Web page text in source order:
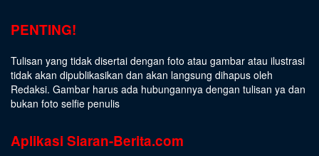
PENTING!
Tulisan yang tidak disertai dengan foto atau gambar atau ilustrasi
tidak akan dipublikasikan dan akan langsung dihapus oleh
Redaksi. Gambar harus ada hubungannya dengan tulisan ya dan
bukan foto selfie penulis
Aplikasi Siaran-Berita.com